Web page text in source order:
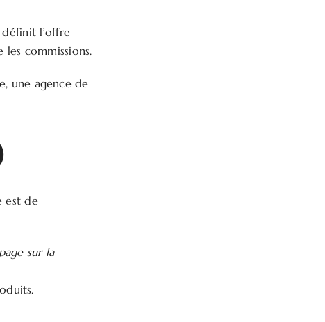
définit l’offre
commissions.
une agence de
est de
sur la